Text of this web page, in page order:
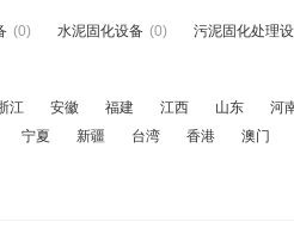
(0) 水泥固化设备 (0) 污泥固化处理
江 安徽 福建 江西 山东
河
宁夏 新疆 台湾 香港 澳门